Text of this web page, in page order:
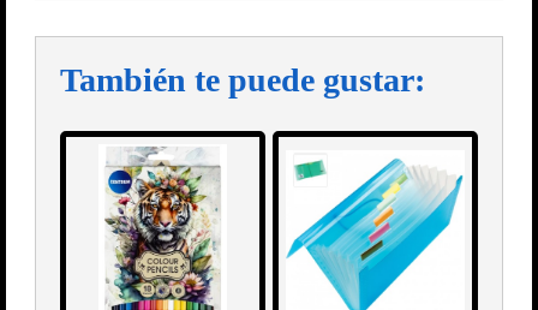
También te puede gustar: